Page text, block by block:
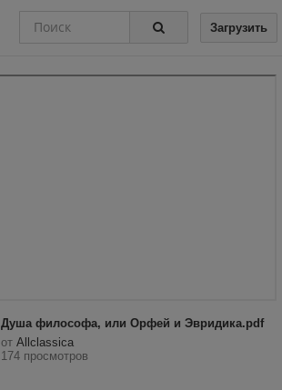
Загрузить
Душа философа, или Орфей и Эвридика.pdf
от Allclassica
174 просмотров